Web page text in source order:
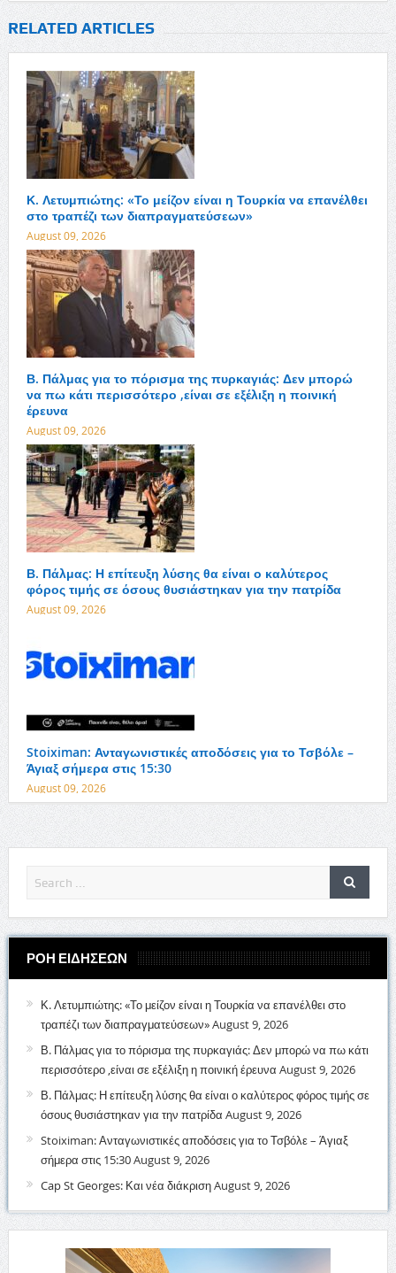
RELATED ARTICLES
Κ. Λετυμπιώτης: «Το μείζον είναι η Τουρκία να επανέλθει
στο τραπέζι των διαπραγματεύσεων»
August 09, 2026
Β. Πάλμας για το πόρισμα της πυρκαγιάς: Δεν μπορώ
να πω κάτι περισσότερο ,είναι σε εξέλιξη η ποινική
έρευνα
August 09, 2026
Β. Πάλμας: Η επίτευξη λύσης θα είναι ο καλύτερος
φόρος τιμής σε όσους θυσιάστηκαν για την πατρίδα
August 09, 2026
Stoiximan: Ανταγωνιστικές αποδόσεις για το Τσβόλε –
Άγιαξ σήμερα στις 15:30
August 09, 2026
ΡΟΗ ΕΙΔΗΣΕΩΝ
Κ. Λετυμπιώτης: «Το μείζον είναι η Τουρκία να επανέλθει στο
τραπέζι των διαπραγματεύσεων»August 9, 2026
Β. Πάλμας για το πόρισμα της πυρκαγιάς: Δεν μπορώ να πω κάτι
περισσότερο ,είναι σε εξέλιξη η ποινική έρευνα August 9, 2026
Β. Πάλμας: Η επίτευξη λύσης θα είναι ο καλύτερος φόρος τιμής σε
όσους θυσιάστηκαν για την πατρίδα August 9, 2026
Stoiximan: Ανταγωνιστικές αποδόσεις για το Τσβόλε – Άγιαξ
σήμερα στις 15:30August 9, 2026
Cap St Georges: Και νέα διάκρισηAugust 9, 2026